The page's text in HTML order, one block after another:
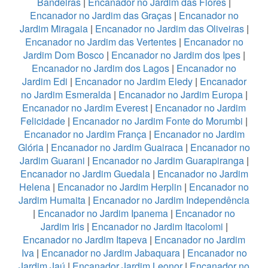
Encanador no Jardim das Graças| Encanador no
Jardim Miragaia| Encanador no Jardim das Oliveiras|
Encanador no Jardim das Vertentes| Encanador no
Jardim Dom Bosco| Encanador no Jardim dos Ipes|
Encanador no Jardim dos Lagos | Encanador no
Jardim Edi | Encanador no Jardim Eledy| Encanador
no Jardim Esmeralda| Encanador no Jardim Europa|
Encanador no Jardim Everest | Encanador no Jardim
Felicidade | Encanador no Jardim Fonte do Morumbi |
Encanador no Jardim França| Encanador no Jardim
Glória | Encanador no Jardim Guairaca | Encanador no
Jardim Guarani | Encanador no Jardim Guarapiranga|
Encanador no Jardim Guedala| Encanador no Jardim
Helena | Encanador no Jardim Herplin | Encanador no
Jardim Humaita | Encanador no Jardim Independência
| Encanador no Jardim Ipanema | Encanador no
Jardim Iris| Encanador no Jardim Itacolomi |
Encanador no Jardim Itapeva | Encanador no Jardim
Iva| Encanador no Jardim Jabaquara| Encanador no